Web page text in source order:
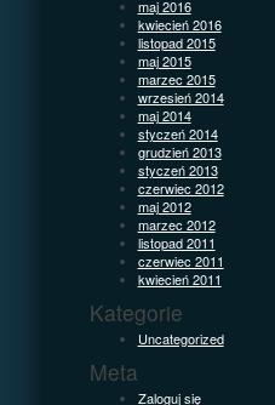
maj 2016
kwiecień 2016
listopad 2015
maj 2015
marzec 2015
wrzesień 2014
maj 2014
styczeń 2014
grudzień 2013
styczeń 2013
czerwiec 2012
maj 2012
marzec 2012
listopad 2011
czerwiec 2011
kwiecień 2011
Kategorie
Uncategorized
Meta
Zaloguj się